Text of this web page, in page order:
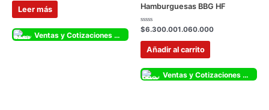
con
de
Leer más
Ventas y Cotizaciones Whatsapp
Hamburguesas BBG HF
Valorado
con
0
$6.300.001.060.000
Añadir al carrito
Ventas y Cotizaciones Whatsapp